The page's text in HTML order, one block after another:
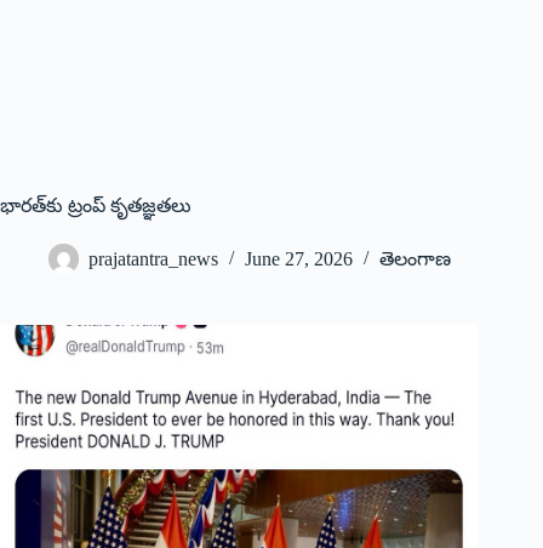
భారత్‌కు ట్రంప్‌ ‌కృతజ్ఞతలు ‌
prajatantra_news June 27, 2026 తెలంగాణ